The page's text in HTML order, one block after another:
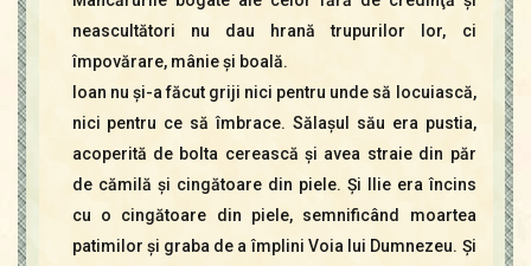
neascultători nu dau hrană trupurilor lor, ci
împovărare, mânie şi boală.
Ioan nu şi-a făcut griji nici pentru unde să locuiască,
nici pentru ce să îmbrace. Sălaşul său era pustia,
acoperită de bolta cerească şi avea straie din păr
de cămilă şi cingătoare din piele. Şi Ilie era încins
cu o cingătoare din piele, semnificând moartea
patimilor şi graba de a împlini Voia lui Dumnezeu. Şi